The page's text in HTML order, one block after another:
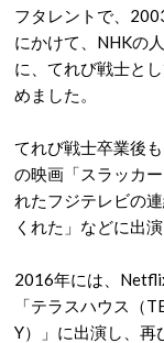
フタレントで、
にかけて、NHKの
に、てれび戦士と
めました。
てれび戦士卒業後
の映画「スラッカ
れたフジテレビの
くれた」などに出
2016年には、
「テラスハウス（
Y）」に出演し、再